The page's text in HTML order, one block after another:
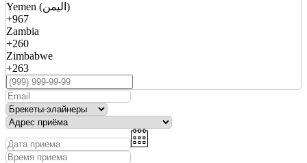
Yemen (اليمن)
+967
Zambia
+260
Zimbabwe
+263